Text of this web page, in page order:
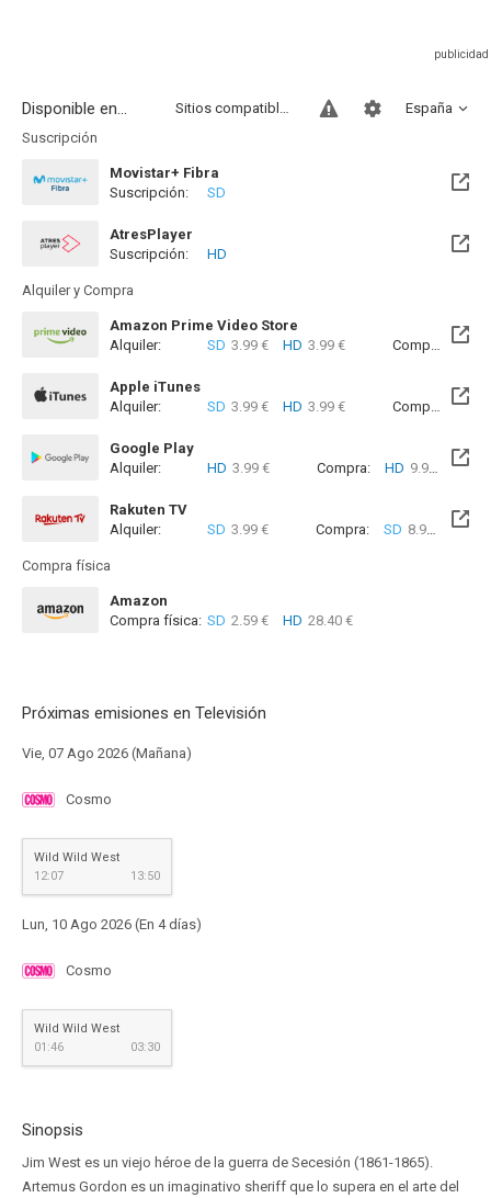
Disponible en... España
Sitios compatibles
Suscripción
Movistar+ Fibra
Disponible hasta el Jue, 13 Ago 2026 (Quedan 7 días)
Suscripción: SD
AtresPlayer
Suscripción:
HD
Alquiler y Compra
Amazon Prime Video Store
Alquiler:
SD 3.99 € HD 3.99 € Compra: SD
Apple iTunes
Alquiler:
SD 3.99 € HD 3.99 € Compra: SD
Google Play
Alquiler:
HD 3.99 € Compra: HD 9.99 €
Rakuten TV
Alquiler:
SD 3.99 € Compra: SD 8.99 €
Compra física
Amazon
Compra física: SD 2.59 € HD 28.40 €
Próximas emisiones en Televisión
Vie, 07 Ago 2026 (Mañana)
Cosmo
Wild Wild West
12:07
13:50
Lun, 10 Ago 2026 (En 4 días)
Cosmo
Wild Wild West
01:46
03:30
Sinopsis
Jim West es un viejo héroe de la guerra de Secesión (1861-1865).
Artemus Gordon es un imaginativo sheriff que lo supera en el arte del